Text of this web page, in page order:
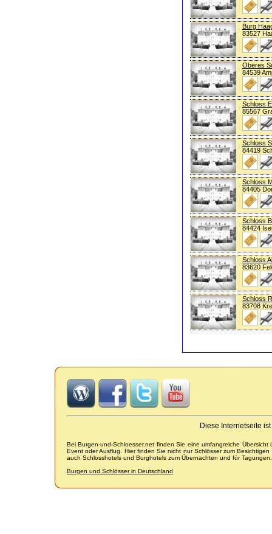
Burg
83527
Oberes
84539
Schloss
85567
Schloss
84419
Schloss
84405
Schloss
84424
Schloss
83620
Schloss
83708
Diese Internetseite
Bei Burgen-und-Schloesser.net finden Sie eine umfangreiche
Event oder Ausflug. Hier finden Sie nicht nur Schlösser zum
auch Schlosshotels und Burghotels zum Übernachten und für Tagungen.
Burgen und Schlösser in Deutschland